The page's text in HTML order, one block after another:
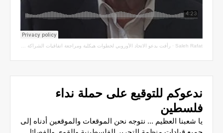
Saleh Rafat
· رأفت يدعو الاتحاد الأوروبي لخطوات هيكلية ومراجعة اتفاقيات الشراكة مع سلطة الاحتلال